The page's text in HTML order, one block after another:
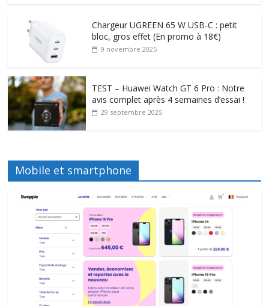
Chargeur UGREEN 65 W USB-C : petit
bloc, gros effet (En promo à 18€)
9 novembre 2025
TEST – Huawei Watch GT 6 Pro : Notre
avis complet après 4 semaines d’essai !
29 septembre 2025
Mobile et smartphone